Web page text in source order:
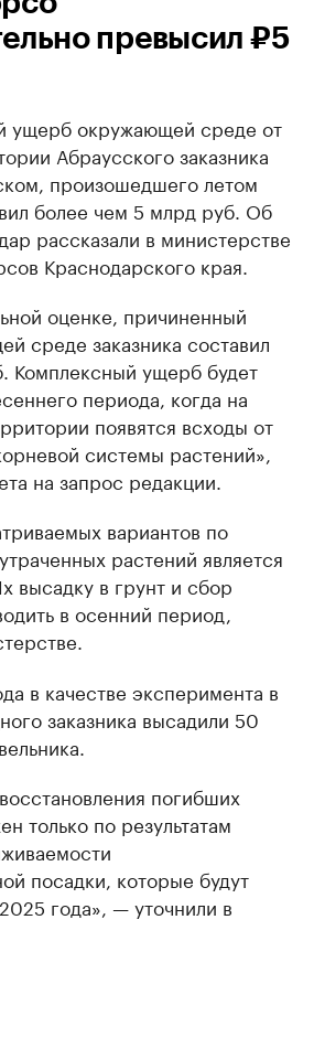
превысил ₽5
ущерб окружающей среде от
Абраусского заказника
произошедшего летом
более чем 5 млрд руб. Об
рассказали в министерстве
Краснодарского края.
оценке, причиненный
среде заказника составил
Комплексный ущерб будет
периода, когда на
появятся всходы от
системы растений»,
на запрос редакции.
вариантов по
растений является
высадку в грунт и сбор
в осенний период,
в качестве эксперимента в
заказника высадили 50
погибших
только по результатам
посадки, которые будут
года», — уточнили в